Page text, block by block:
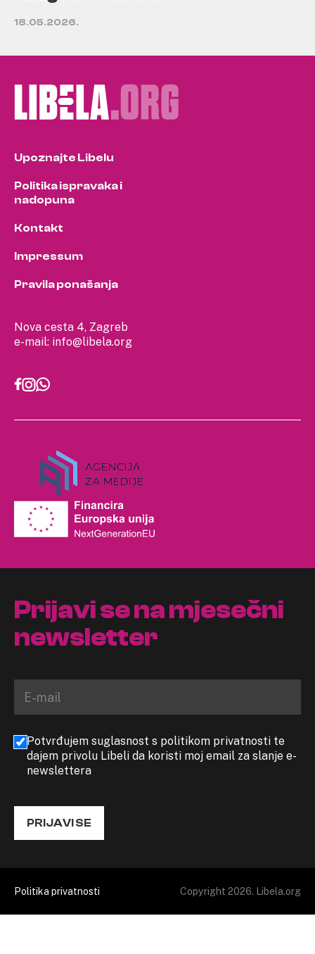
18.05.2026.
Nova cesta 4, Zagreb
e-mail: info@libela.org
Upoznajte Libelu
Politika ispravaka i
nadopuna
Kontakt
Impressum
Pravila ponašanja
Prijavi se na mjesečni
newsletter
Potvrđujem suglasnost s politikom privatnosti te
dajem privolu Libeli da koristi moj email za slanje e-
newslettera
PRIJAVI SE
Politika privatnosti Copyright 2026. Libela.org